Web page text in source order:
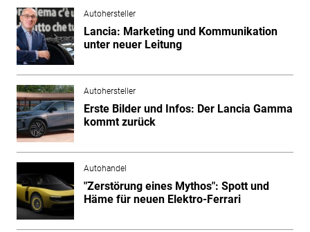
Autohersteller
Lancia: Marketing und Kommunikation
unter neuer Leitung
Autohersteller
Erste Bilder und Infos: Der Lancia Gamma
kommt zurück
Autohandel
"Zerstörung eines Mythos": Spott und
Häme für neuen Elektro-Ferrari